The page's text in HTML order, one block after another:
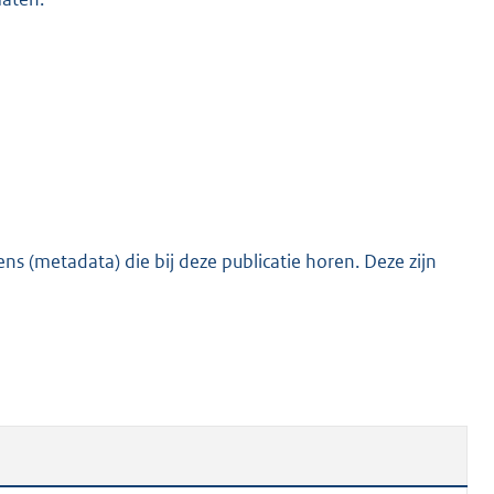
(metadata) die bij deze publicatie horen. Deze zijn